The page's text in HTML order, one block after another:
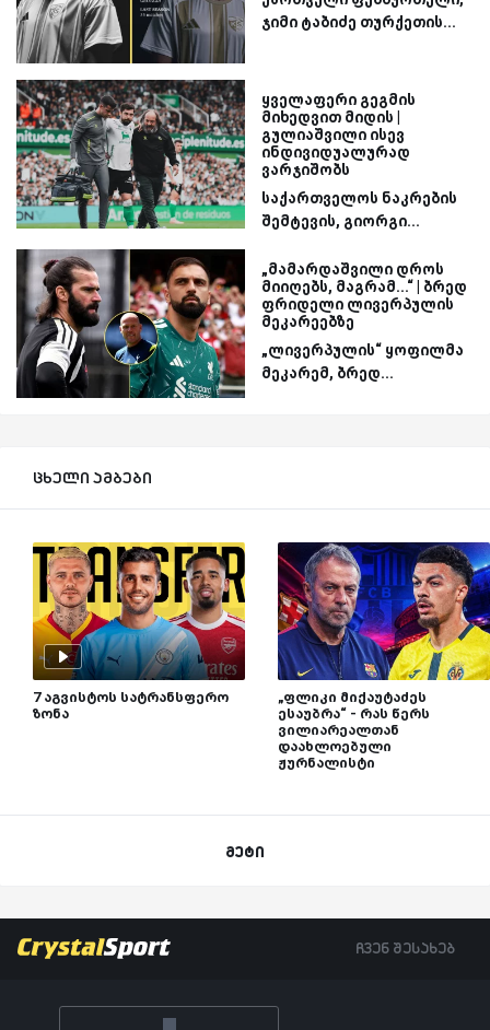
ჯიმი ტაბიძე თურქეთის...
ყველაფერი გეგმის
მიხედვით მიდის |
გულიაშვილი ისევ
ინდივიდუალურად
ვარჯიშობს
საქართველოს ნაკრების
შემტევის, გიორგი...
„მამარდაშვილი დროს
მიიღებს, მაგრამ...“ | ბრედ
ფრიდელი ლივერპულის
მეკარეებზე
„ლივერპულის“ ყოფილმა
მეკარემ, ბრედ...
ცხელი ამბები
7 აგვისტოს სატრანსფერო
ზონა
„ფლიკი მიქაუტაძეს
ესაუბრა“ - რას წერს
ვილიარეალთან
დაახლოებული
ჟურნალისტი
მეტი
ჩვენ შესახებ